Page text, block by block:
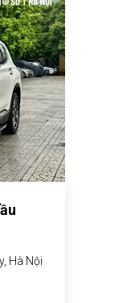
Hà Nội